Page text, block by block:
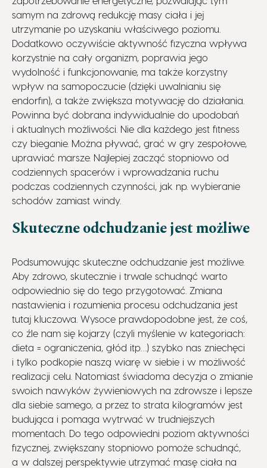
samym na zdrową redukcję masy ciała i jej
utrzymanie po uzyskaniu właściwego poziomu.
Dodatkowo oczywiście aktywność fizyczna wpływa
korzystnie na cały organizm, poprawia jego
wydolność i funkcjonowanie, ma także korzystny
wpływ na samopoczucie (dzięki uwalnianiu się
endorfin), a także zwiększa motywację do działania.
Powinna być dobrana indywidualnie do upodobań
i aktualnych możliwości. Nie dla każdego jest fitness
czy bieganie. Można pływać, grać w gry zespołowe,
uprawiać marsze. Najlepiej zacząć stopniowo od
codziennych spacerów i wprowadzania ruchu
podczas codziennych czynności, jak np. wybieranie
schodów zamiast windy.
Skuteczne odchudzanie jest możliwe
Podsumowując skuteczne odchudzanie jest możliwe.
Aby zdrowo, skutecznie i trwale schudnąć warto
odpowiednio się do tego przygotować. Zmiana
nastawienia i rozumienia procesu odchudzania jest
tutaj kluczowa. Wysoce prawdopodobne jest, że coś,
co źle nam się kojarzy (czyli myślenie w kategoriach:
dieta = ograniczenia, głód itp…) szybko nas zniechęci
i tylko podkopie naszą wiarę w siebie i w możliwość
realizacji celu. Natomiast świadoma decyzja o zmianie
swoich nawyków żywieniowych na zdrowsze i lepsze
dla siebie samego, a przez to strata kilogramów jest
budująca i pomaga wytrwać w trudniejszych
momentach. Do tego odpowiedni poziom aktywności
fizycznej, zwiększany stopniowo pomoże schudnąć,
a w dalszej perspektywie utrzymać masę ciała na